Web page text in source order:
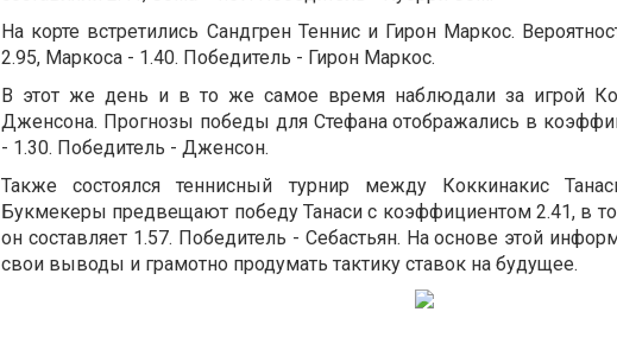
На корте встретились Сандгрен Теннис и Гирон Маркос.
2.95, Маркоса - 1.40. Победитель - Гирон Маркос.
В этот же день и в то же самое время наблюдали за игрой
Дженсона. Прогнозы победы для Стефана отображались в
- 1.30. Победитель - Дженсон.
Также состоялся теннисный турнир между Коккинакис
Букмекеры предвещают победу Танаси с коэффициентом 2.41, в
он составляет 1.57. Победитель - Себастьян. На основе этой
свои выводы и грамотно продумать тактику ставок на будущее.